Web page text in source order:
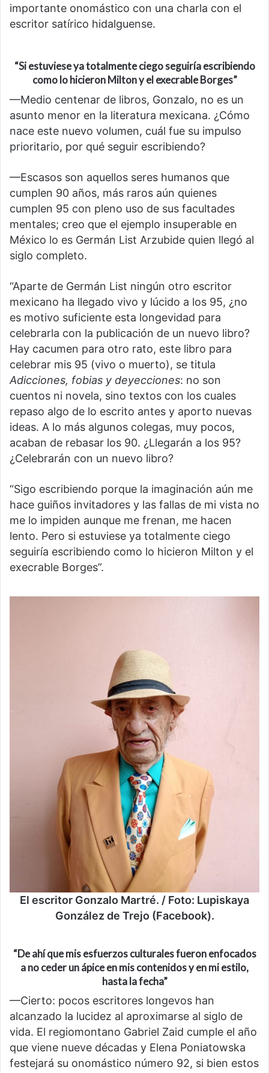
importante onomástico con una charla con el
escritor satírico hidalguense.
“Si estuviese ya totalmente ciego seguiría escribiendo
como lo hicieron Milton y el execrable Borges”
—Medio centenar de libros, Gonzalo, no es un
asunto menor en la literatura mexicana. ¿Cómo
nace este nuevo volumen, cuál fue su impulso
prioritario, por qué seguir escribiendo?
—Escasos son aquellos seres humanos que
cumplen 90 años, más raros aún quienes
cumplen 95 con pleno uso de sus facultades
mentales; creo que el ejemplo insuperable en
México lo es Germán List Arzubide quien llegó al
siglo completo.
“Aparte de Germán List ningún otro escritor
mexicano ha llegado vivo y lúcido a los 95, ¿no
es motivo suficiente esta longevidad para
celebrarla con la publicación de un nuevo libro?
Hay cacumen para otro rato, este libro para
celebrar mis 95 (vivo o muerto), se titula
Adicciones, fobias y deyecciones: no son
cuentos ni novela, sino textos con los cuales
repaso algo de lo escrito antes y aporto nuevas
ideas. A lo más algunos colegas, muy pocos,
acaban de rebasar los 90. ¿Llegarán a los 95?
¿Celebrarán con un nuevo libro?
“Sigo escribiendo porque la imaginación aún me
hace guiños invitadores y las fallas de mi vista no
me lo impiden aunque me frenan, me hacen
lento. Pero si estuviese ya totalmente ciego
seguiría escribiendo como lo hicieron Milton y el
execrable Borges”.
El escritor Gonzalo Martré. / Foto: Lupiskaya
González de Trejo (Facebook).
“De ahí que mis esfuerzos culturales fueron enfocados
a no ceder un ápice en mis contenidos y en mi estilo,
hasta la fecha”
—Cierto: pocos escritores longevos han
alcanzado la lucidez al aproximarse al siglo de
vida. El regiomontano Gabriel Zaid cumple el año
que viene nueve décadas y Elena Poniatowska
festejará su onomástico número 92, si bien estos